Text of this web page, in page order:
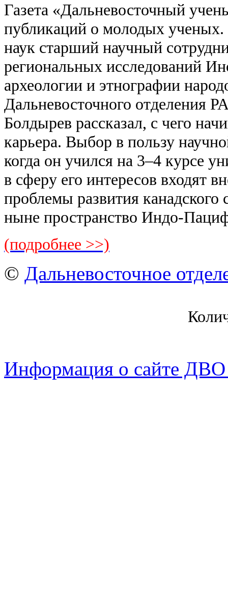
Газета «Дальневосточный
публикаций о молодых ученых.
наук старший научный
региональных исследований
археологии и этнографии
Дальневосточного отделения
Болдырев рассказал, с чего
карьера. Выбор в пользу
когда он учился на 3–4 курсе
в сферу его интересов входят
проблемы развития
ныне пространство Индо-
(подробнее >>)
© Дальневосточное
Информация о сайте